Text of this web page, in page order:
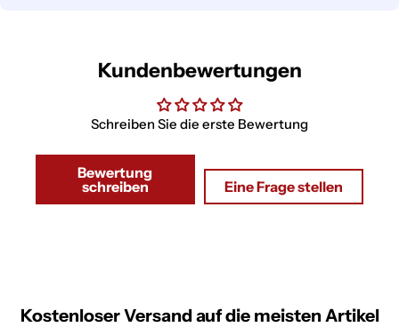
Kundenbewertungen
Schreiben Sie die erste Bewertung
Bewertung
schreiben
Eine Frage stellen
Kostenloser Versand auf die meisten Artikel